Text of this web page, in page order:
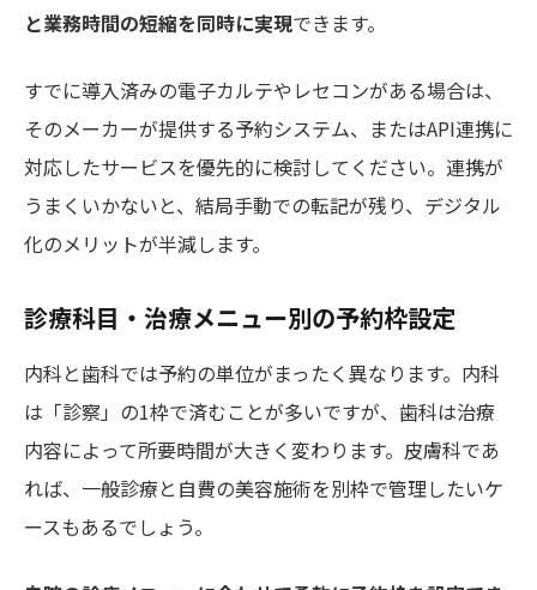
と業務時間の短縮を同時に実現できます。
すでに導入済みの電子カルテやレセコンがある場合は、
そのメーカーが提供する予約システム、またはAPI連携に
対応したサービスを優先的に検討してください。連携が
うまくいかないと、結局手動での転記が残り、デジタル
化のメリットが半減します。
診療科目・治療メニュー別の予約枠設定
内科と歯科では予約の単位がまったく異なります。内科
は「診察」の1枠で済むことが多いですが、歯科は治療
内容によって所要時間が大きく変わります。皮膚科であ
れば、一般診療と自費の美容施術を別枠で管理したいケ
ースもあるでしょう。